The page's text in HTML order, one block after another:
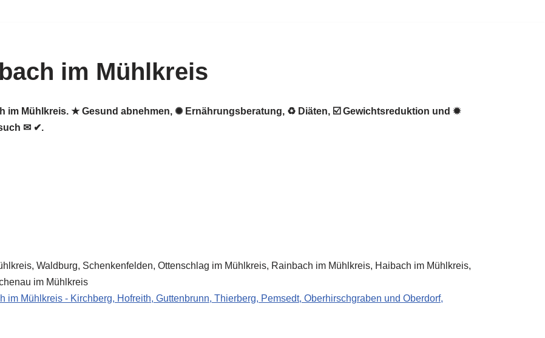
im Mühlkreis
im Mühlkreis. ★ Gesund abnehmen, ✺ Ernährungsberatung, ♻ Diäten, ☑️ Gewichtsreduktion und ✹
✉ ✔.